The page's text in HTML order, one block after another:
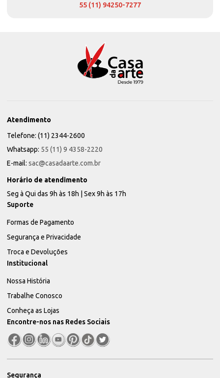
55 (11) 94250-7277
Atendimento
Telefone: (11) 2344-2600
Whatsapp: 55 (11) 9 4358-2220
E-mail: sac@casadaarte.com.br
Horário de atendimento
Seg à Qui das 9h às 18h | Sex 9h às 17h
Suporte
Formas de Pagamento
Segurança e Privacidade
Troca e Devoluções
Institucional
Nossa História
Trabalhe Conosco
Conheça as Lojas
Encontre-nos nas Redes Sociais
Segurança